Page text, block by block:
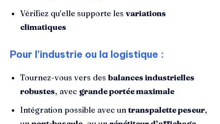
Vérifiez qu’elle supporte les variations
climatiques
Pour l’industrie ou la logistique :
Tournez-vous vers des balances industrielles
robustes, avec grande portée maximale
Intégration possible avec un transpalette peseur,